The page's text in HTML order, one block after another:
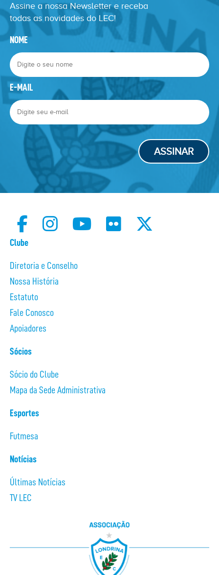
Assine a nossa Newsletter e receba
todas as novidades do LEC!
NOME
E-MAIL
ASSINAR
Clube
Diretoria e Conselho
Nossa História
Estatuto
Fale Conosco
Apoiadores
Sócios
Sócio do Clube
Mapa da Sede Administrativa
Esportes
Futmesa
Notícias
Últimas Notícias
TV LEC